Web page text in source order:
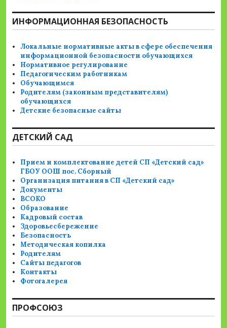
ИНФОРМАЦИОННАЯ БЕЗОПАСНОСТЬ
Локальные нормативные акты в сфере обеспечения
информационной безопасности обучающихся
Нормативное регулирование
Педагогическим работникам
Обучающимся
Родителям (законным представителям)
обучающихся
Детские безопасные сайты
ДЕТСКИЙ САД
Прием и комплектование детей СП «Детский сад»
ГБОУ ООШ пос. Сборный
Организация питания в СП «Детский сад»
Документы
ВСОКО
Образование
Кадровый состав
Здоровьесбережение
Безопасность
Методическая копилка
Родителям
Сайты педагогов
Контакты
Фотогалерея
ПРОФСОЮЗ